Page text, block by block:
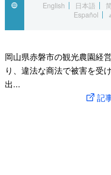
国際
文化
アーカイブ
Japan Data
動画/Live
スポーツ・東京2020
English
日本語
Español
岡山県赤磐市の観光農園経
り、違法な商法で被害を受
出...
記